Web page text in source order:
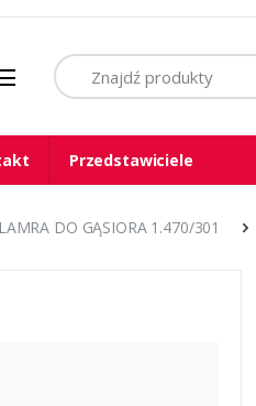
Szukaj
Przedstawiciele
DO GĄSIORA 1.470/301